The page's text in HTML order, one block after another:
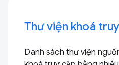
Thư viện khoá
Danh sách thư viện